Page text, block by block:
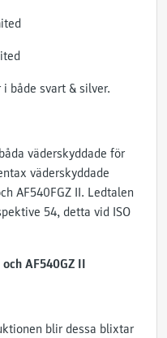
både svart & silver.
väderskyddade för
väderskyddade
AF540FGZ II. Ledtalen
54, detta vid ISO
AF540GZ II
blir dessa blixtar